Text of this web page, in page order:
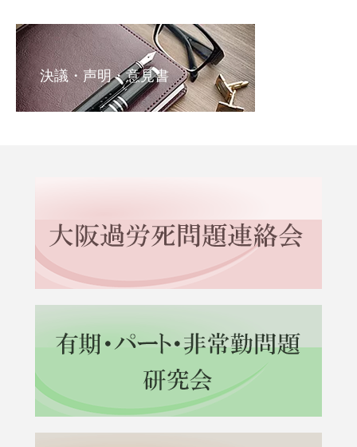
決議・声明・意見書